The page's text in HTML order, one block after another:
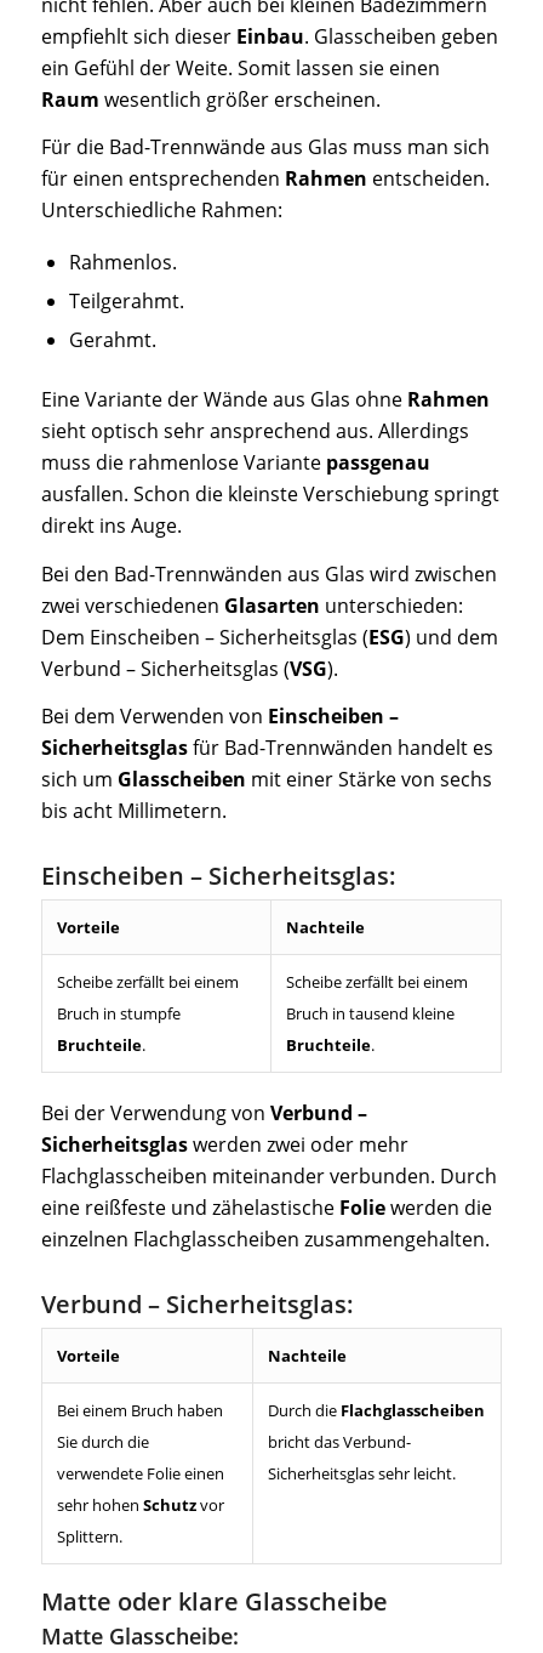
empfiehlt sich dieser Einbau. Glasscheiben geben
ein Gefühl der Weite. Somit lassen sie einen
Raum wesentlich größer erscheinen.
Für die Bad-Trennwände aus Glas muss man sich
für einen entsprechenden Rahmen entscheiden.
Unterschiedliche Rahmen:
Rahmenlos.
Teilgerahmt.
Gerahmt.
Eine Variante der Wände aus Glas ohne Rahmen
sieht optisch sehr ansprechend aus. Allerdings
muss die rahmenlose Variante passgenau
ausfallen. Schon die kleinste Verschiebung springt
direkt ins Auge.
Bei den Bad-Trennwänden aus Glas wird zwischen
zwei verschiedenen Glasarten unterschieden:
Dem Einscheiben – Sicherheitsglas (ESG) und dem
Verbund – Sicherheitsglas (VSG).
Bei dem Verwenden von Einscheiben –
Sicherheitsglasfür Bad-Trennwänden handelt es
sich um Glasscheiben mit einer Stärke von sechs
bis acht Millimetern.
Einscheiben – Sicherheitsglas:
Vorteile Nachteile
Scheibe zerfällt bei einem
Bruch in stumpfe
Bruchteile.
Scheibe zerfällt bei einem
Bruch in tausend kleine
Bruchteile.
Bei der Verwendung von Verbund –
Sicherheitsglaswerden zwei oder mehr
Flachglasscheiben miteinander verbunden. Durch
eine reißfeste und zähelastische Foliewerden die
einzelnen Flachglasscheiben zusammengehalten.
Verbund – Sicherheitsglas:
Vorteile Nachteile
Bei einem Bruch haben
Sie durch die
verwendete Folie einen
sehr hohen Schutzvor
Splittern.
Durch dieFlachglasscheiben
bricht das Verbund-
Sicherheitsglas sehr leicht.
Matte oder klare Glasscheibe
Matte Glasscheibe: